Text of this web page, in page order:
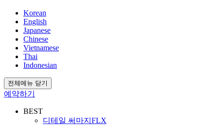
Korean
English
Japanese
Chinese
Vietnamese
Thai
Indonesian
전체메뉴 닫기
예약하기
BEST
디테일 써마지FLX